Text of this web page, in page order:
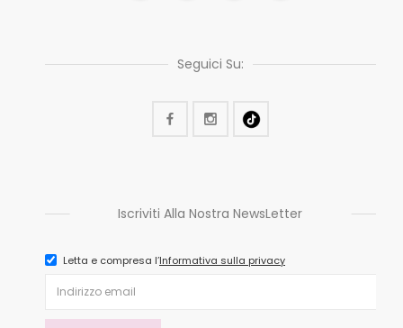
Seguici Su:
Iscriviti Alla Nostra NewsLetter
Letta e compresa l’Informativa sulla privacy